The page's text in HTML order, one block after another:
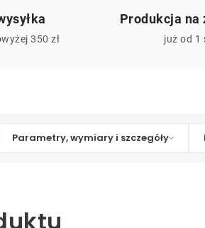
350 zł
Produkcja na
już od 1
Parametry, wymiary i szczegóły